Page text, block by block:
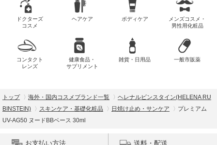
ドクターズ
コスメ
ヘアケア ボディケア
メンズコスメ・
男性用化粧品
コンタクト
レンズ
健康食品・
サプリメント
雑貨・日用品 一般市販薬
トップ 海外・国内コスメブランド一覧
ヘレナルビンスタイン(HELENA RU
BINSTEIN)
スキンケア・基礎化粧品 日焼け止め・サンケア
プレミアム
UV-AG50 ヌードBBベース 30ml
お支払い方法 送料・配送